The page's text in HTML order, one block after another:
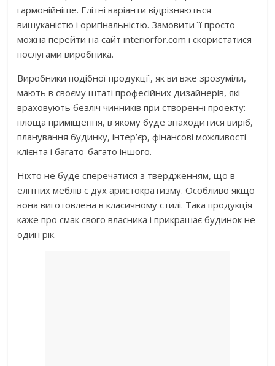
гармонійніше. Елітні варіанти відрізняються
вишуканістю і оригінальністю. Замовити її просто –
можна перейти на сайт interiorfor.com і скористатися
послугами виробника.
Виробники подібної продукції, як ви вже зрозуміли,
мають в своєму штаті професійних дизайнерів, які
враховують безліч чинників при створенні проекту:
площа приміщення, в якому буде знаходитися виріб,
планування будинку, інтер’єр, фінансові можливості
клієнта і багато-багато іншого.
Ніхто не буде сперечатися з твердженням, що в
елітних меблів є дух аристократизму. Особливо якщо
вона виготовлена ​​в класичному стилі. Така продукція
каже про смак свого власника і прикрашає будинок не
один рік.